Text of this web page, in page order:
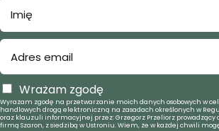
Wrażam zgodę
Wyrażam zgodę na przetwarzanie moich danych osobowych w
handlowych drogą elektroniczną na zasadach określonych w
oraz klauzuli informacyjnej przez: Grzegorz Przeliorz prowadzący
firmą Szaron, z siedzibą w Ustroniu. Wiem, że w każdej chwili